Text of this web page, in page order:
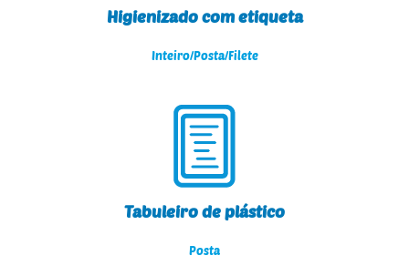
Higienizado com etiqueta
Inteiro/Posta/Filete
Tabuleiro de plástico
Posta